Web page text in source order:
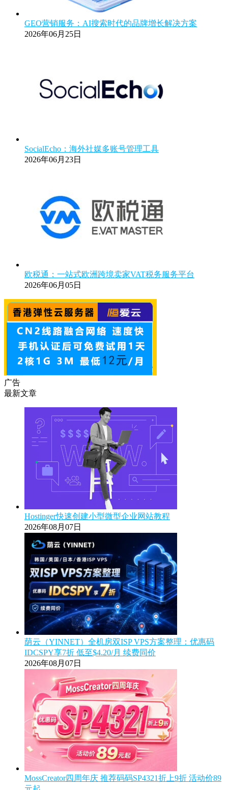
GEO营销服务：AI搜索时代的品牌增长解决方案
2026年06月25日
SocialEcho：海外社媒多账号管理工具
2026年06月23日
欧税通：一站式欧洲跨境卖家VAT税务服务平台
2026年06月05日
广告
最新文章
Hostinger快速创建小型微型企业网站教程
2026年08月07日
荫云（YINNET）全机房双ISP VPS方案整理：优惠码
IDCSPY享7折 低至$4.20/月 续费同价
2026年08月07日
MossCreator四周年庆 推荐码码SP4321折上9折 活动价89